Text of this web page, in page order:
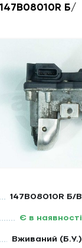
Б/
147B08010R Б/В
Є в наявності
Вживаний (Б.У.)